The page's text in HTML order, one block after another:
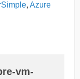
, Azure
vm-